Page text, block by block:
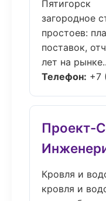
Пятигорск
загородное
простоев:
поставок,
лет на
Телефон: +7
Проект-
Кровля и
кровля и